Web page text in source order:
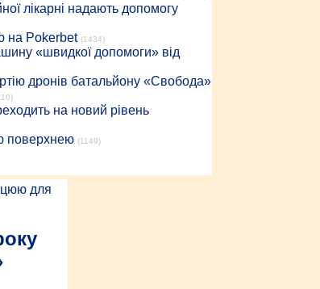
лікарні надають допомогу
на Pokerbet (1434)
«швидкої допомоги» від
дронів батальйону «Свобода»
на новий рівень
поверхнею (1149)